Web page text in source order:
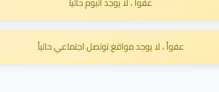
عفواً ، لا يوجد مواقغ تولصل اجتماعي حالياً